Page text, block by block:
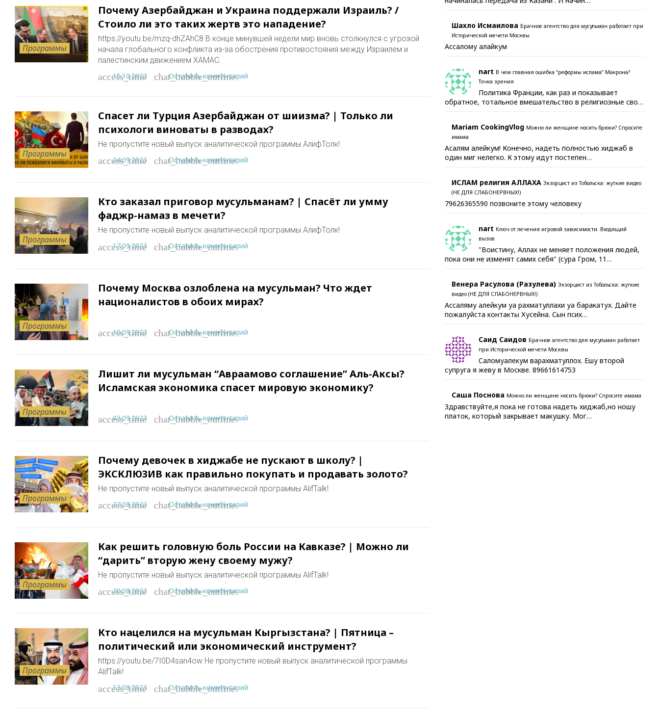
Программы
Почему Азербайджан и Украина поддержали Израиль? /
Стоило ли это таких жертв это нападение?
https://youtu.be/mzq-dhZAhC8 В конце минувшей недели мир вновь столкнулся с угрозой
начала глобального конфликта из-за обострения противостояния между Израилем и
палестинским движением ХАМАС.
access_time
15.10.2023 chat_bubble_outline
Оставить комментарий
Программы
Спасет ли Турция Азербайджан от шиизма? | Только ли
психологи виноваты в разводах?
Не пропустите новый выпуск аналитической программы АлифТолк!
access_time
24.09.2023 chat_bubble_outline
Оставить комментарий
Программы
Кто заказал приговор мусульманам? | Спасёт ли умму
фаджр-намаз в мечети?
Не пропустите новый выпуск аналитической программы АлифТолк!
access_time
17.09.2023 chat_bubble_outline
Оставить комментарий
Программы
Почему Москва озлоблена на мусульман? Что ждет
националистов в обоих мирах?
access_time
10.09.2023 chat_bubble_outline
Оставить комментарий
Программы
Лишит ли мусульман “Авраамово соглашение” Аль-Аксы?
Исламская экономика спасет мировую экономику?
access_time
03.09.2023 chat_bubble_outline
Оставить комментарий
Программы
Почему девочек в хиджабе не пускают в школу? |
ЭКСКЛЮЗИВ как правильно покупать и продавать золото?
Не пропустите новый выпуск аналитической программы AlifTalk!
access_time
27.08.2023 chat_bubble_outline
Оставить комментарий
Программы
Как решить головную боль России на Кавказе? | Можно ли
“дарить” вторую жену своему мужу?
Не пропустите новый выпуск аналитической программы AlifTalk!
access_time
20.08.2023 chat_bubble_outline
Оставить комментарий
Программы
Кто нацелился на мусульман Кыргызстана? | Пятница –
политический или экономический инструмент?
https://youtu.be/7I0D4san4ow Не пропустите новый выпуск аналитической программы
AlifTalk!
access_time
13.08.2023 chat_bubble_outline
Оставить комментарий
Шахло Исмаилова Брачное агентство для мусульман работает при
Исторической мечети Москвы
Ассалому алайкум
nart В чем главная ошибка “реформы ислама” Макрона?
Точка зрения
Политика Франции, как раз и показывает
обратное, тотальное вмешательство в религиозные сво…
Mariam CookingVlog Можно ли женщине носить брюки? Спросите
имама
Асалям алейкум! Конечно, надеть полностью хиджаб в
один миг нелегко. К этому идут постепен…
ИСЛАМ религия АЛЛАХА Экзорцист из Тобольска: жуткие видео
(НЕ ДЛЯ СЛАБОНЕРВНЫХ!)
79626365590 позвоните этому человеку
nart Ключ от лечения игровой зависимости. Входящий
вызов
"Воистину, Аллах не меняет положения людей,
пока они не изменят самих себя" (сура Гром, 11…
Венера Расулова (Разулева) Экзорцист из Тобольска: жуткие
видео (НЕ ДЛЯ СЛАБОНЕРВНЫХ!)
Ассаляму алейкум уа рахматуллахи уа баракатух. Дайте
пожалуйста контакты Хусейна. Сын псих…
Саид Саидов Брачное агентство для мусульман работает
при Исторической мечети Москвы
Саломуалекум варахматуллох. Ешу второй
супруга я жеву в Москве. 89661614753
Саша Поснова Можно ли женщине носить брюки? Спросите имама
Здравствуйте,я пока не готова надеть хиджаб,но ношу
платок, который закрывает макушку. Мог…